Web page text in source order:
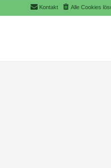
Alle Cookies
Kontakt